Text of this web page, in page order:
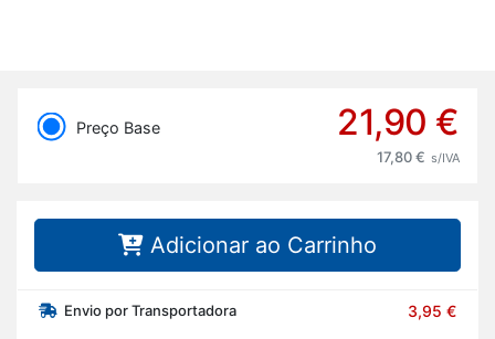
Preço Base 21,90 €
17,80 € s/IVA
Adicionar ao Carrinho
Envio por Transportadora 3,95 €